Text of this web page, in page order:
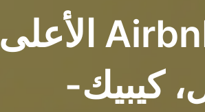
تطبيق تنظيف Airbnb الأعلى
كيبيك-